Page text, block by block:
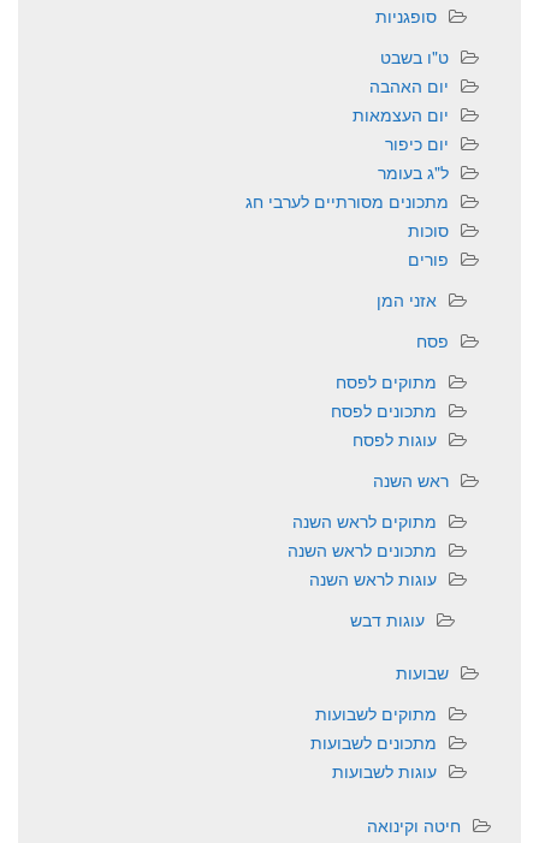
סופגניות
ט"ו בשבט
יום האהבה
יום העצמאות
יום כיפור
ל"ג בעומר
מתכונים מסורתיים לערבי חג
סוכות
פורים
אזני המן
פסח
מתוקים לפסח
מתכונים לפסח
עוגות לפסח
ראש השנה
מתוקים לראש השנה
מתכונים לראש השנה
עוגות לראש השנה
עוגות דבש
שבועות
מתוקים לשבועות
מתכונים לשבועות
עוגות לשבועות
חיטה וקינואה